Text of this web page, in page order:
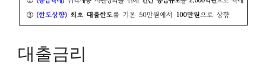
대출금리